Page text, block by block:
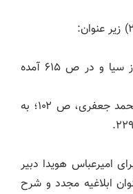
فتوکپی اصل سند حقوق بگیری شاه از سیا و در ص ۶۱۵ آمده
۶- پاریس و تحول انقلاب ایران از...، محمد جعفری، ص ۱۰۲؛ به
سند برای امیرعباس هویدا دبیر
ابلاغیه مجدد و شرح